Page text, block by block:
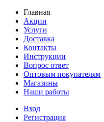
Главная
Акции
Услуги
Доставка
Контакты
Инструкции
Вопрос ответ
Оптовым покупателям
Магазины
Наши работы
Вход
Регистрация